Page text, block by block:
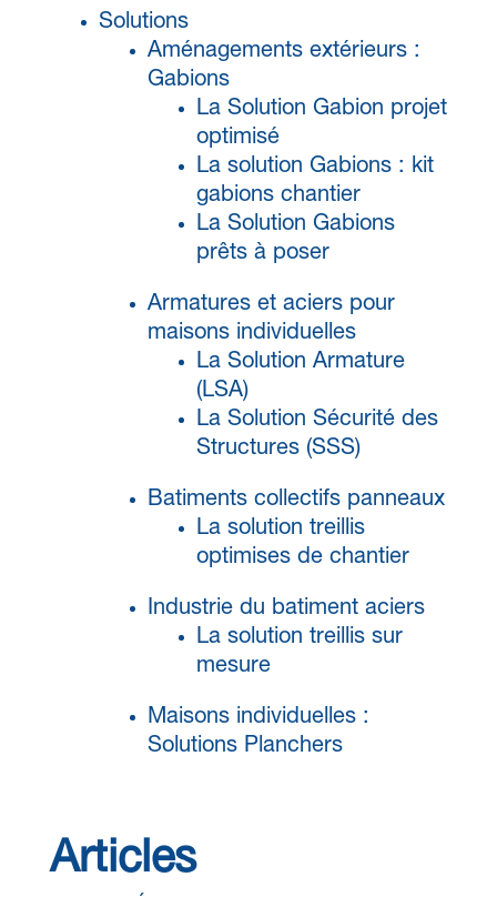
Solutions
Aménagements extérieurs :
Gabions
La Solution Gabion projet
optimisé
La solution Gabions : kit
gabions chantier
La Solution Gabions
prêts à poser
Armatures et aciers pour
maisons individuelles
La Solution Armature
(LSA)
La Solution Sécurité des
Structures (SSS)
Batiments collectifs panneaux
La solution treillis
optimises de chantier
Industrie du batiment aciers
La solution treillis sur
mesure
Maisons individuelles :
Solutions Planchers
Articles